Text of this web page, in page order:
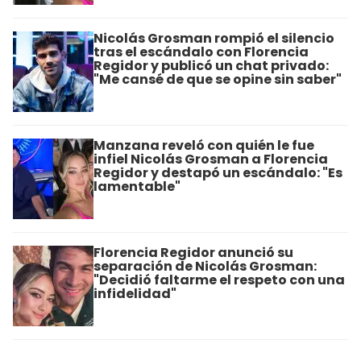
Nicolás Grosman rompió el silencio
tras el escándalo con Florencia
Regidor y publicó un chat privado:
"Me cansé de que se opine sin saber"
Manzana reveló con quién le fue
infiel Nicolás Grosman a Florencia
Regidor y destapó un escándalo: "Es
lamentable"
Florencia Regidor anunció su
separación de Nicolás Grosman:
"Decidió faltarme el respeto con una
infidelidad"